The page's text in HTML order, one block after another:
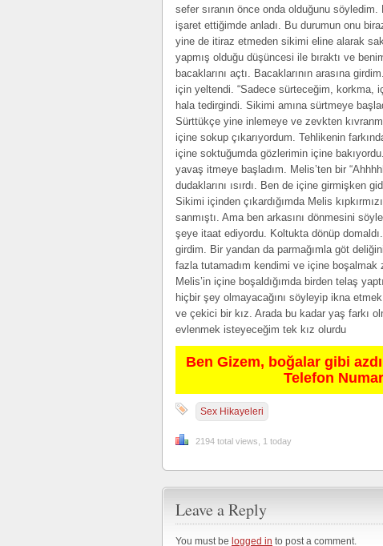
sefer sıranın önce onda olduğunu
işaret ettiğimde anladı. Bu durumun onu
yine de itiraz etmeden sikimi eline alarak
yapmış olduğu düşüncesi ile bıraktı ve
bacaklarını açtı. Bacaklarının arasına
için yeltendi. “Sadece sürteceğim, korkma,
hala tedirgindi. Sikimi amına sürtmeye
Sürttükçe yine inlemeye ve zevkten
içine sokup çıkarıyordum. Tehlikenin
içine soktuğumda gözlerimin içine
yavaş itmeye başladım. Melis’ten bir
dudaklarını ısırdı. Ben de içine girmişken
Sikimi içinden çıkardığımda Melis
sanmıştı. Ama ben arkasını dönmesini
şeye itaat ediyordu. Koltukta dönüp
girdim. Bir yandan da parmağımla göt
fazla tutamadım kendimi ve içine boşalmak
Melis’in içine boşaldığımda birden telaş
hiçbir şey olmayacağını söyleyip ikna
ve çekici bir kız. Arada bu kadar yaş farkı
evlenmek isteyeceğim tek kız olurdu
Ben Gizem, boğalar gibi
Telefon
Sex Hikayeleri
2194 total views, 1 today
Leave a Reply
You must be logged in to post a comment.